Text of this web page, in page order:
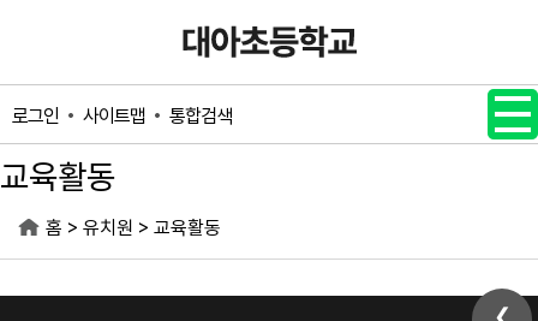
로그인 사이트맵 통합검색
교육활동
홈 > 유치원 > 교육활동